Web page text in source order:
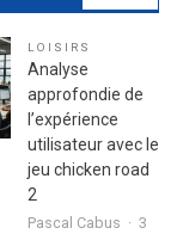
LOISIRS
Analyse
approfondie de
l’expérience
utilisateur avec le
jeu chicken road
2
Pascal Cabus
3